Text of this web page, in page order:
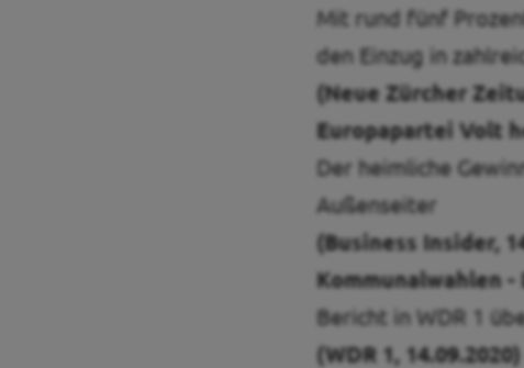
Mit rund fünf
den Einzug in
(Neue Zürcher
Europapartei Volt
Der heimliche
Außenseiter
(Business Insider,
Kommunalwahlen
Bericht in WDR 1
(WDR 1, 14.09.2020)